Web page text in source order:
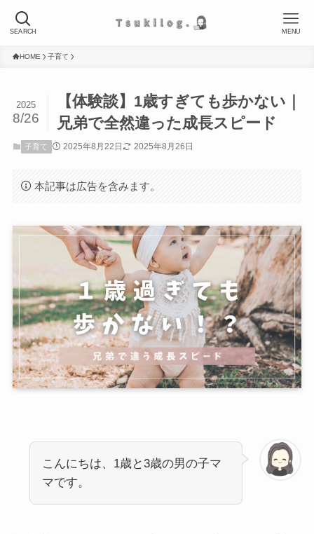
SEARCH MENU
HOME 子育て
【体験談】1歳すぎても歩かない｜
兄弟で全然違った成長スピード
2025
8/26
子育て 2025年8月22日 2025年8月26日
本記事は広告を含みます。
こんにちは、1歳と3歳の男の子マ
マです。